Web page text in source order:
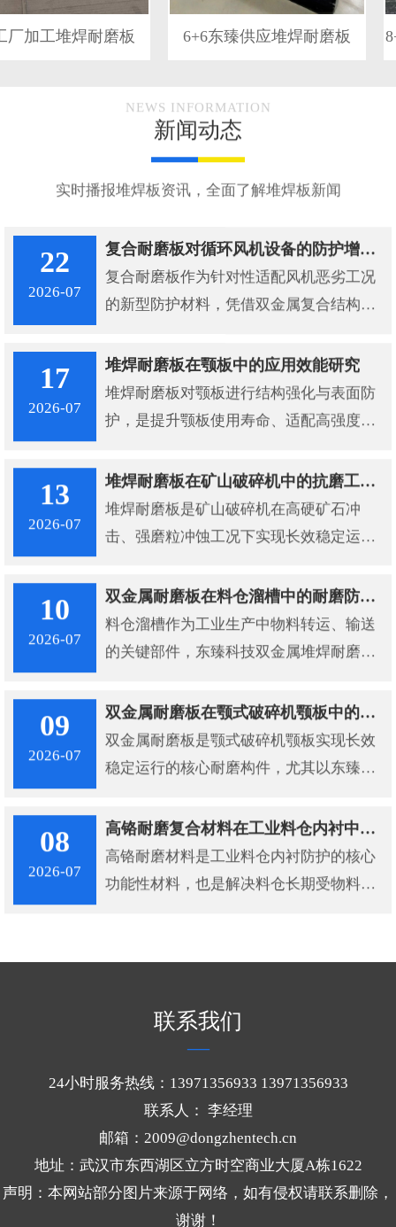
工堆焊耐磨板 6+6东臻供应堆焊耐磨板
NEWS INFORMATION
新闻动态
实时播报堆焊板资讯，全面了解堆焊板新闻
22
2026-07
复合耐磨板对循环风机设备的防护增效机制
复合耐磨板作为针对性适配风机恶劣工况
的新型防护材料，凭借双金属复合结构与
定、寿命延长、成本管控多维度解决循环
风机的设备损耗难题，成为工业风机长效
稳定运行的核心保障。
17
2026-07
堆焊耐磨板在颚板中的应用效能研究
堆焊耐磨板对颚板进行结构强化与表面防
护，是提升颚板使用寿命、适配高强度破
双金属堆焊耐磨板凭借复合结构设计、高
硬度耐磨层与高韧性基板的协同优势，为
颚板长效稳定运行提供了可靠解决方案。
13
2026-07
堆焊耐磨板在矿山破碎机中的抗磨工程应用分析
堆焊耐磨板是矿山破碎机在高硬矿石冲
击、强磨粒冲蚀工况下实现长效稳定运行
磨板凭借专属结构与工艺优势。
10
2026-07
双金属耐磨板在料仓溜槽中的耐磨防护应用价值
料仓溜槽作为工业生产中物料转运、输送
的关键部件，东臻科技双金属堆焊耐磨板
防护的核心材料，为料仓溜槽提供长效、
可靠的防护保障。
09
2026-07
双金属耐磨板在颚式破碎机颚板中的耐磨应用价值
双金属耐磨板是颚式破碎机颚板实现长效
稳定运行的核心耐磨构件，尤其以东臻科
构板材，从材料、结构到工艺层面全方位
解决颚板在破碎作业中面临的磨损与冲击
难题，成为矿山、建材等领域颚板升级换
08
2026-07
高铬耐磨复合材料在工业料仓内衬中的应用价值
高铬耐磨材料是工业料仓内衬防护的核心
功能性材料，也是解决料仓长期受物料冲
解决料仓磨损难题，为工业料仓长效稳定
联系我们
24小时服务热线：13971356933 13971356933
联系人： 李经理
邮箱：2009@dongzhentech.cn
地址：武汉市东西湖区立方时空商业大厦A栋1622
声明：本网站部分图片来源于网络，如有侵权请联系删除，
谢谢！